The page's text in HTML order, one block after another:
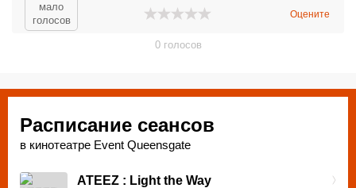
торгового центра с широкой парковкой и хорошей
транспортной доступностью от центровых районов
Веллингтона и Лоуэр-Хатта. Подходит для семейного и
мало
голосов
Оцените
0голосов
Расписание сеансов
в кинотеатре Event Queensgate
ATEEZ : Light the Way